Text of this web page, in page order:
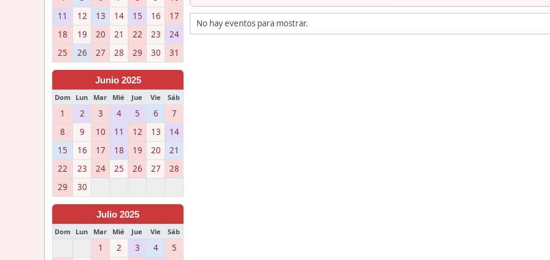
11
12 13 14 15 16
17
18
19 20 21 22 23
24
25
26 27 28 29 30 31
Junio 2025
Dom Lun Mar Mié Jue Vie Sáb
1 2 3 4 5 6
7
8
9 10 11 12 13
14
15
16 17 18 19 20
21
22
23 24 25 26 27
28
29
30
Julio 2025
Dom Lun Mar Mié Jue Vie Sáb
1 2 3 4 5
No hay eventos para mostrar.